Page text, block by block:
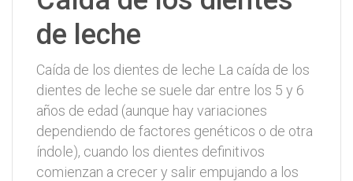
de leche
Caída de los dientes de leche La caída de los
dientes de leche se suele dar entre los 5 y 6
años de edad (aunque hay variaciones
dependiendo de factores genéticos o de otra
índole), cuando los dientes definitivos
comienzan a crecer y salir empujando a los